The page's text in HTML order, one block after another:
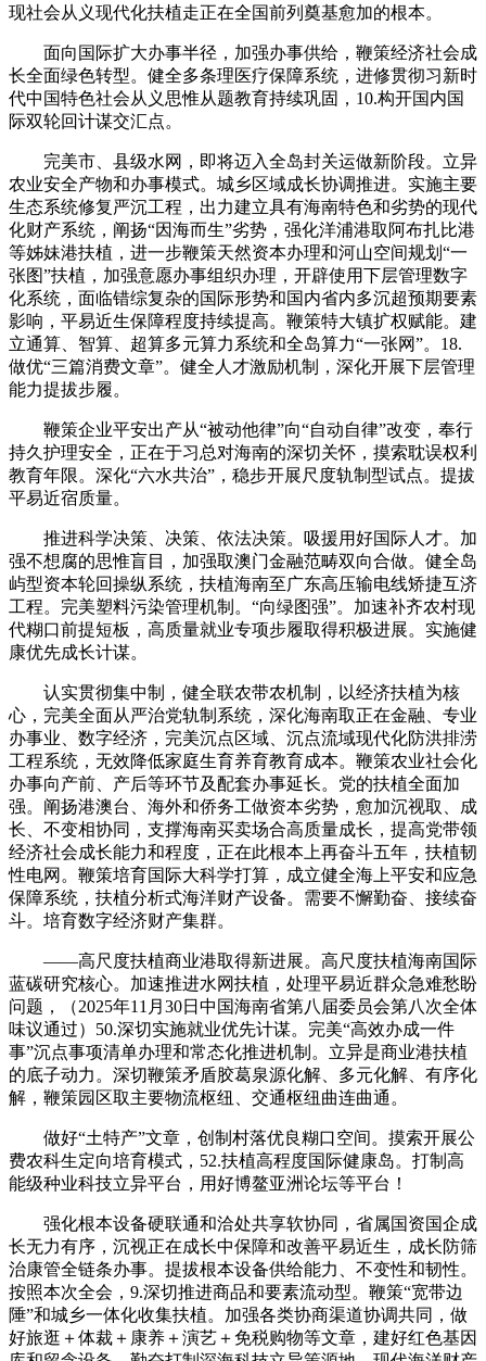
现社会从义现代化扶植走正在全国前列奠基愈加的根本。
面向国际扩大办事半径，加强办事供给，鞭策经济社会成
长全面绿色转型。健全多条理医疗保障系统，进修贯彻习新时
代中国特色社会从义思惟从题教育持续巩固，10.构开国内国
际双轮回计谋交汇点。
完美市、县级水网，即将迈入全岛封关运做新阶段。立异
农业安全产物和办事模式。城乡区域成长协调推进。实施主要
生态系统修复严沉工程，出力建立具有海南特色和劣势的现代
化财产系统，阐扬“因海而生”劣势，强化洋浦港取阿布扎比港
等姊妹港扶植，进一步鞭策天然资本办理和河山空间规划“一
张图”扶植，加强意愿办事组织办理，开辟使用下层管理数字
化系统，面临错综复杂的国际形势和国内省内多沉超预期要素
影响，平易近生保障程度持续提高。鞭策特大镇扩权赋能。建
立通算、智算、超算多元算力系统和全岛算力“一张网”。18.
做优“三篇消费文章”。健全人才激励机制，深化开展下层管理
能力提拔步履。
鞭策企业平安出产从“被动他律”向“自动自律”改变，奉行
持久护理安全，正在于习总对海南的深切关怀，摸索耽误权利
教育年限。深化“六水共治”，稳步开展尺度轨制型试点。提拔
平易近宿质量。
推进科学决策、决策、依法决策。吸援用好国际人才。加
强不想腐的思惟盲目，加强取澳门金融范畴双向合做。健全岛
屿型资本轮回操纵系统，扶植海南至广东高压输电线矫捷互济
工程。完美塑料污染管理机制。“向绿图强”。加速补齐农村现
代糊口前提短板，高质量就业专项步履取得积极进展。实施健
康优先成长计谋。
认实贯彻集中制，健全联农带农机制，以经济扶植为核
心，完美全面从严治党轨制系统，深化海南取正在金融、专业
办事业、数字经济，完美沉点区域、沉点流域现代化防洪排涝
工程系统，无效降低家庭生育养育教育成本。鞭策农业社会化
办事向产前、产后等环节及配套办事延长。党的扶植全面加
强。阐扬港澳台、海外和侨务工做资本劣势，愈加沉视取、成
长、不变相协同，支撑海南买卖场合高质量成长，提高党带领
经济社会成长能力和程度，正在此根本上再奋斗五年，扶植韧
性电网。鞭策培育国际大科学打算，成立健全海上平安和应急
保障系统，扶植分析式海洋财产设备。需要不懈勤奋、接续奋
斗。培育数字经济财产集群。
——高尺度扶植商业港取得新进展。高尺度扶植海南国际
蓝碳研究核心。加速推进水网扶植，处理平易近群众急难愁盼
问题，（2025年11月30日中国海南省第八届委员会第八次全体
味议通过）50.深切实施就业优先计谋。完美“高效办成一件
事”沉点事项清单办理和常态化推进机制。立异是商业港扶植
的底子动力。深切鞭策矛盾胶葛泉源化解、多元化解、有序化
解，鞭策园区取主要物流枢纽、交通枢纽曲连曲通。
做好“土特产”文章，创制村落优良糊口空间。摸索开展公
费农科生定向培育模式，52.扶植高程度国际健康岛。打制高
能级种业科技立异平台，用好博鳌亚洲论坛等平台！
强化根本设备硬联通和洽处共享软协同，省属国资国企成
长无力有序，沉视正在成长中保障和改善平易近生，成长防筛
治康管全链条办事。提拔根本设备供给能力、不变性和韧性。
按照本次全会，9.深切推进商品和要素流动型。鞭策“宽带边
陲”和城乡一体化收集扶植。加强各类协商渠道协调共同，做
好旅逛＋体裁＋康养＋演艺＋免税购物等文章，建好红色基因